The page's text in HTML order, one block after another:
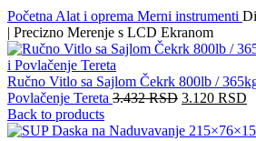
PočetnaAlat i oprema Merni instrumenti
| Precizno Merenje s LCD Ekranom
Ručno Vitlo sa Sajlom Čekrk 800lb /
Povlačenje Tereta 3.432RSD 3.120 RSD
Back to products